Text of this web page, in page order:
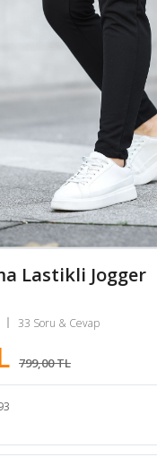
Lastikli Jogger
33 Soru & Cevap
799,00 TL